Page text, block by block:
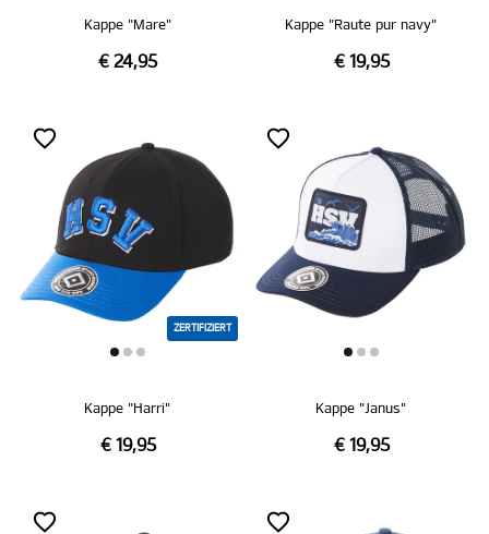
Kappe "Mare"
€ 24,95
Kappe "Raute pur navy"
€ 19,95
ZERTIFIZIERT
Kappe "Harri"
€ 19,95
Kappe "Janus"
€ 19,95